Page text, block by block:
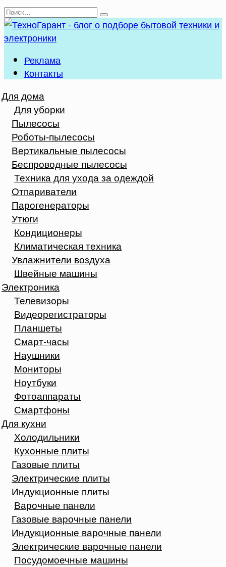
Перейти
к
содержанию
Search
for:
Реклама
Контакты
Для дома
Для уборки
Пылесосы
Роботы-пылесосы
Вертикальные пылесосы
Беспроводные пылесосы
Техника для ухода за одеждой
Отпариватели
Парогенераторы
Утюги
Кондиционеры
Климатическая техника
Увлажнители воздуха
Швейные машины
Электроника
Телевизоры
Видеорегистраторы
Планшеты
Смарт-часы
Наушники
Мониторы
Ноутбуки
Фотоаппараты
Смартфоны
Для кухни
Холодильники
Кухонные плиты
Газовые плиты
Электрические плиты
Индукционные плиты
Варочные панели
Газовые варочные панели
Индукционные варочные панели
Электрические варочные панели
Посудомоечные машины